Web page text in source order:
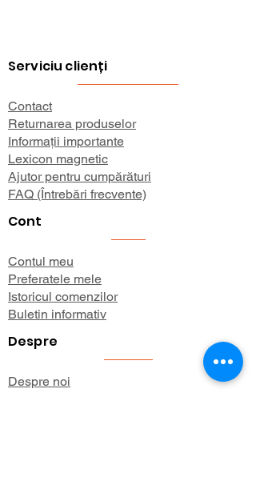
Serviciu clienți
Contact
Returnarea produselor
Informații importante
Lexicon magnetic
Ajutor pentru cumpărături
FAQ (Întrebări frecvente)
Cont
Contul meu
Preferatele mele
Istoricul comenzilor
Buletin informativ
Despre
Despre noi